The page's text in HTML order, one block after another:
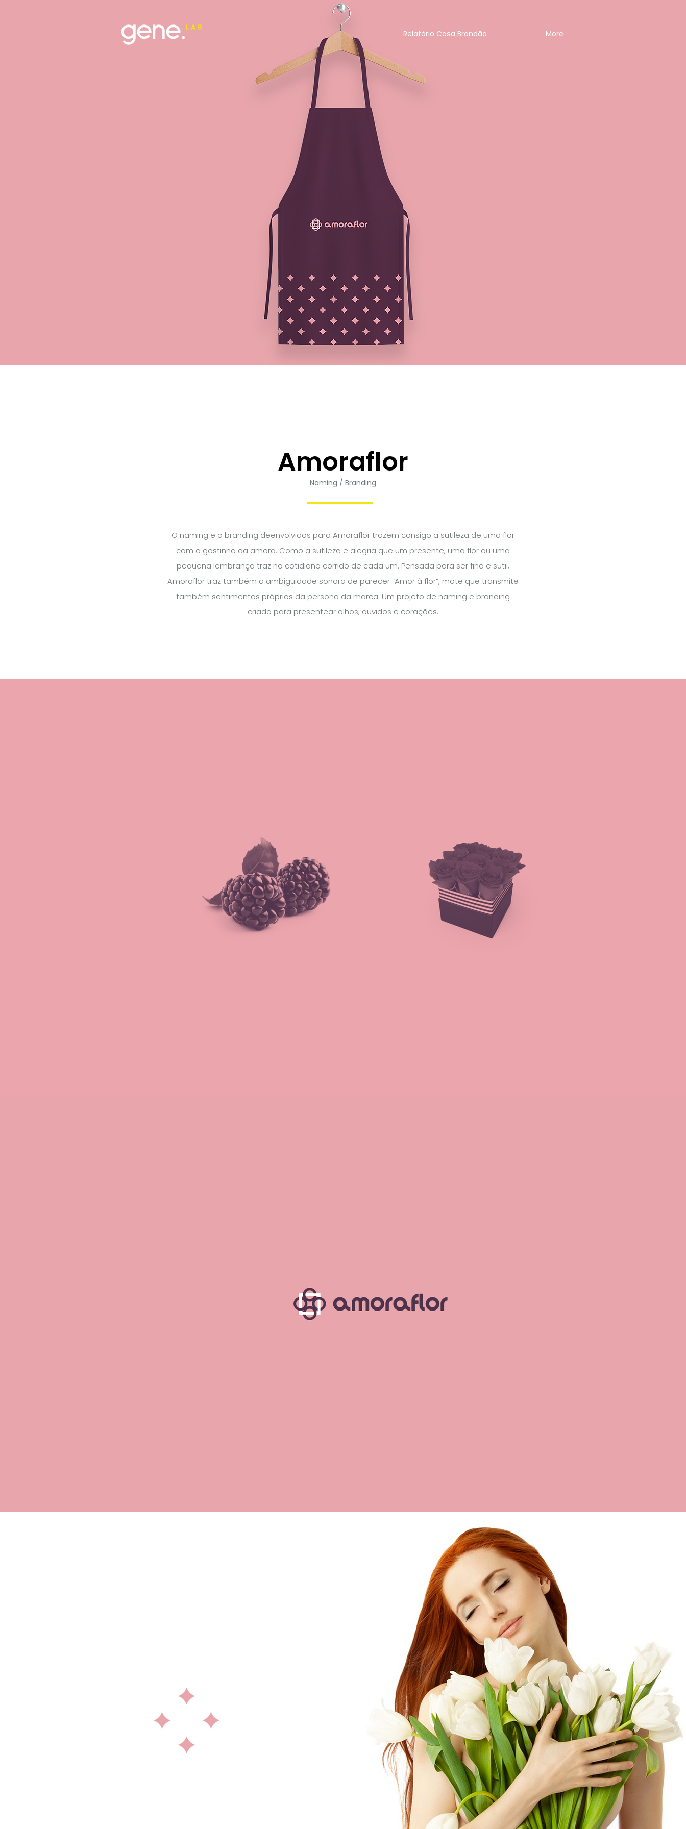
Relatório Casa Brandão More
Amoraflor
Naming / Branding
O naming e o branding deenvolvidos para Amoraflor trazem consigo a sutileza de uma flor
com o gostinho da amora. Como a sutileza e alegria que um presente, uma flor ou uma
pequena lembrança traz no cotidiano corrido de cada um. Pensada para ser fina e sutil,
Amoraflor traz também a ambiguidade sonora de parecer “Amor à flor”, mote que transmite
também sentimentos próprios da persona da marca. Um projeto de naming e branding
criado para presentear olhos, ouvidos e corações.